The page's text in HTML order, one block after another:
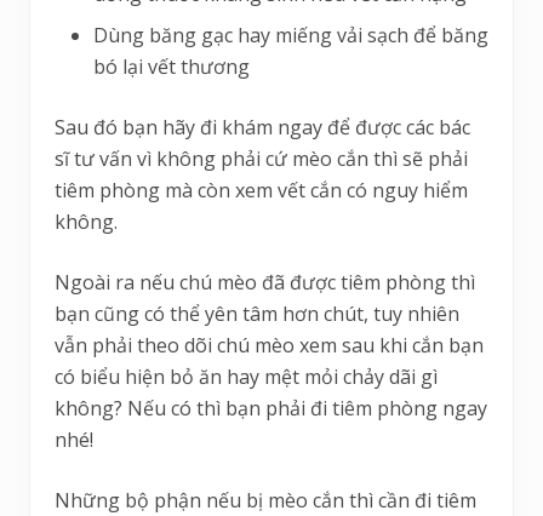
Dùng băng gạc hay miếng vải sạch để băng
bó lại vết thương
Sau đó bạn hãy đi khám ngay để được các bác
sĩ tư vấn vì không phải cứ mèo cắn thì sẽ phải
tiêm phòng mà còn xem vết cắn có nguy hiểm
không.
Ngoài ra nếu chú mèo đã được tiêm phòng thì
bạn cũng có thể yên tâm hơn chút, tuy nhiên
vẫn phải theo dõi chú mèo xem sau khi cắn bạn
có biểu hiện bỏ ăn hay mệt mỏi chảy dãi gì
không? Nếu có thì bạn phải đi tiêm phòng ngay
nhé!
Những bộ phận nếu bị mèo cắn thì cần đi tiêm